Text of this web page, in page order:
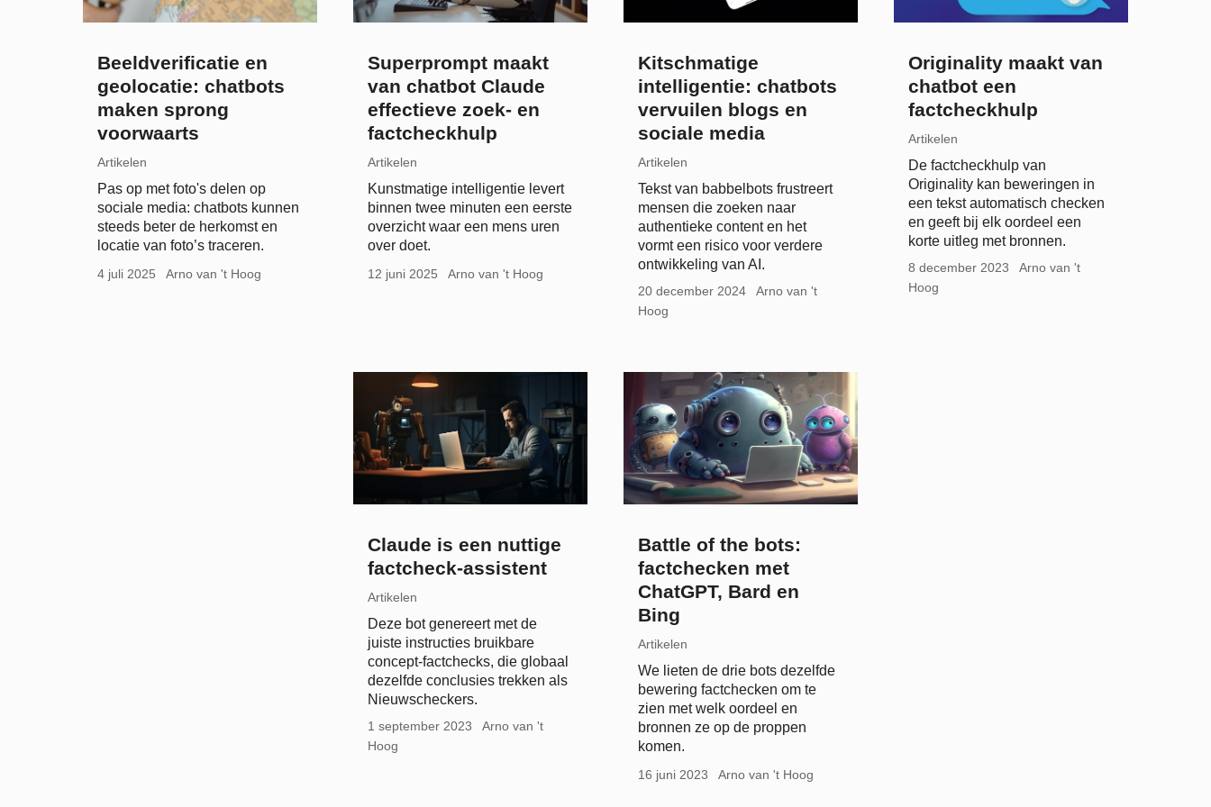
Beeldverificatie en
geolocatie: chatbots
maken sprong
voorwaarts
Artikelen
Pas op met foto's delen op
sociale media: chatbots kunnen
steeds beter de herkomst en
locatie van foto’s traceren.
4 juli 2025 Arno van 't Hoog
Superprompt maakt
van chatbot Claude
effectieve zoek- en
factcheckhulp
Artikelen
Kunstmatige intelligentie levert
binnen twee minuten een eerste
overzicht waar een mens uren
over doet.
12 juni 2025 Arno van 't Hoog
Kitschmatige
intelligentie: chatbots
vervuilen blogs en
sociale media
Artikelen
Tekst van babbelbots frustreert
mensen die zoeken naar
authentieke content en het
vormt een risico voor verdere
ontwikkeling van AI.
20 december 2024
Arno van 't
Hoog
Originality maakt van
chatbot een
factcheckhulp
Artikelen
De factcheckhulp van
Originality kan beweringen in
een tekst automatisch checken
en geeft bij elk oordeel een
korte uitleg met bronnen.
8 december 2023
Arno van 't
Hoog
Claude is een nuttige
factcheck-assistent
Artikelen
Deze bot genereert met de
juiste instructies bruikbare
concept-factchecks, die globaal
dezelfde conclusies trekken als
Nieuwscheckers.
1 september 2023
Arno van 't
Hoog
Battle of the bots:
factchecken met
ChatGPT, Bard en
Bing
Artikelen
We lieten de drie bots dezelfde
bewering factchecken om te
zien met welk oordeel en
bronnen ze op de proppen
komen.
16 juni 2023 Arno van 't Hoog